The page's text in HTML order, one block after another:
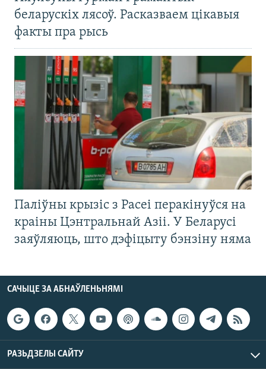
беларускіх лясоў. Расказваем цікавыя
факты пра рысь
Паліўны крызіс з Расеі перакінуўся на
краіны Цэнтральнай Азіі. У Беларусі
заяўляюць, што дэфіцыту бэнзіну няма
САЧЫЦЕ ЗА АБНАЎЛЕНЬНЯМІ
РАЗЬДЗЕЛЫ САЙТУ